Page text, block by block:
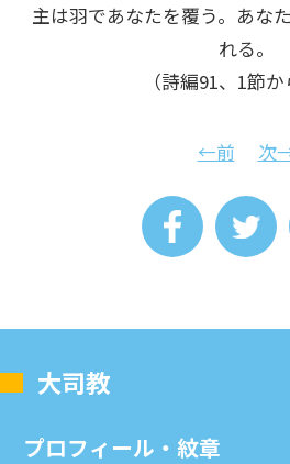
主は羽であなたを覆う。あな
れる。
（詩編91、1節か
←前 次
⼤司教
プロフィール・紋章